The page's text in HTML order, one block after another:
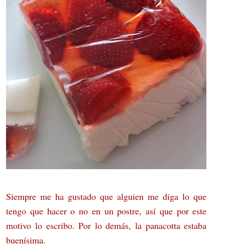
Siempre me ha gustado que alguien me diga lo que
tengo que hacer o no en un postre, así que por este
motivo lo escribo. Por lo demás, la panacotta estaba
buenísima.